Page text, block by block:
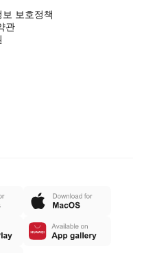
보 보호정책
관